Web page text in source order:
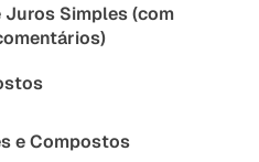
Juros Simples (com
e Compostos